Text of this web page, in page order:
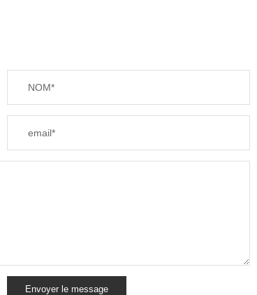
NOM*
email*
Envoyer le message